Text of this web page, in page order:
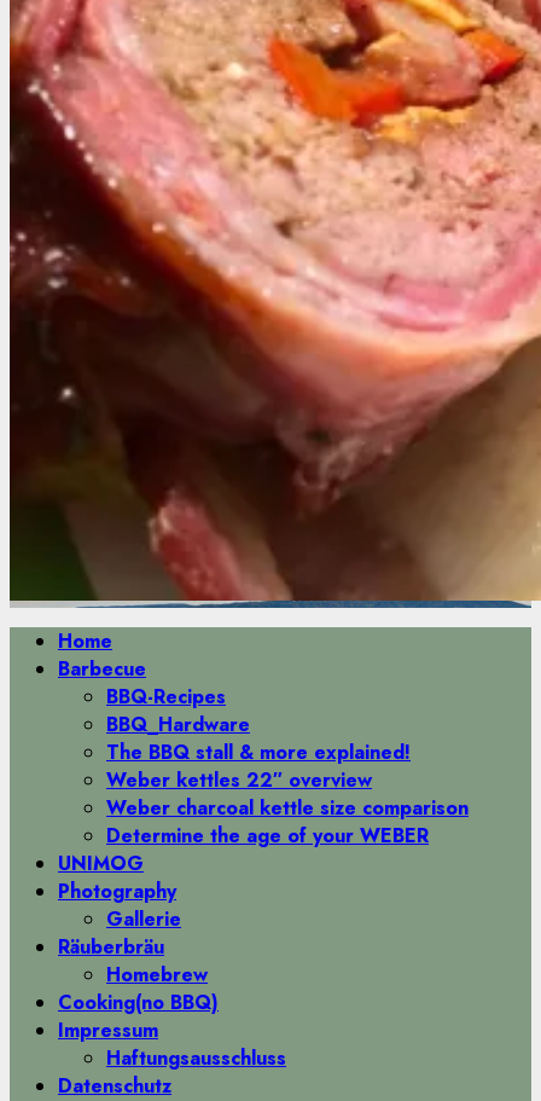
Primäres
Menü
Home
Barbecue
BBQ-Recipes
BBQ_Hardware
The BBQ stall & more explained!
Weber kettles 22″ overview
Weber charcoal kettle size comparison
Determine the age of your WEBER
UNIMOG
Photography
Gallerie
Räuberbräu
Homebrew
Cooking(no BBQ)
Impressum
Haftungsausschluss
Datenschutz